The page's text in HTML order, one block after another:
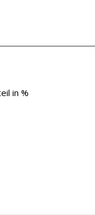
in %